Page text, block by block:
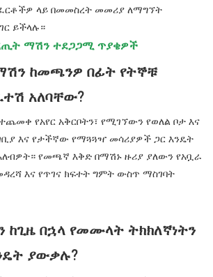
ላይ በመመስረት መመሪያ ለማግኘት
ይችላሉ።
ማሽን ተደጋጋሚ ጥያቄዎች
ከመጫንዎ በፊት የትኞቹ
አለባቸው?
የአየር አቅርቦትን፣ የሚገኘውን የወለል ቦታ እና
እና የታችኛው የማጓጓዣ መሳሪያዎች ጋር እንዴት
የመጫኛ እቅድ በማሽኑ ዙሪያ ያለውን የአቧራ
እና የጥገና ክፍተት ግምት ውስጥ ማስገባት
ከጊዜ በኋላ የመሙላት ትክክለኛነትን
ያውቃሉ?